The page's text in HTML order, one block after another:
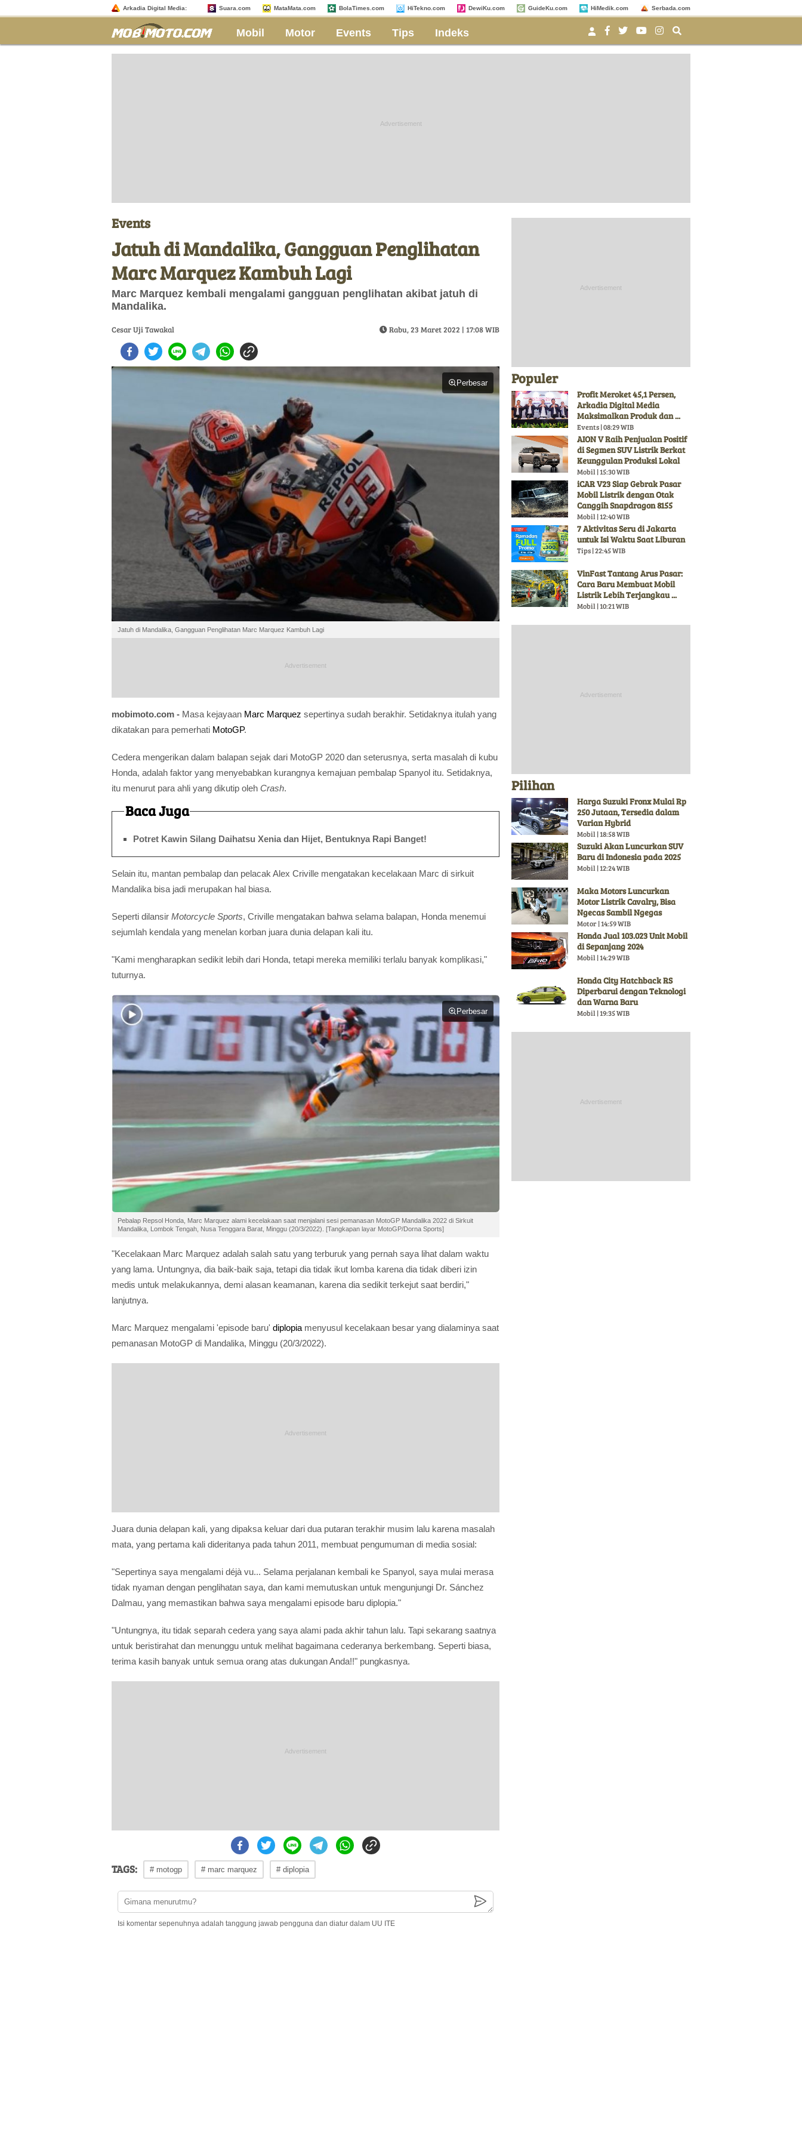
Arkadia Digital Media: Suara.com MataMata.com BolaTimes.com HiTekno.com DewiKu.com GuideKu.com HiMedik.com Serbada.com
Mobil Motor Events Tips Indeks
Events
Jatuh di Mandalika, Gangguan Penglihatan
Marc Marquez Kambuh Lagi
Marc Marquez kembali mengalami gangguan penglihatan akibat jatuh di
Mandalika.
Cesar Uji Tawakal Rabu, 23 Maret 2022 | 17:08 WIB
Perbesar
Jatuh di Mandalika, Gangguan Penglihatan Marc Marquez Kambuh Lagi
mobimoto.com - Masa kejayaan Marc Marquez sepertinya sudah berakhir. Setidaknya itulah yang
dikatakan para pemerhati MotoGP.
Cedera mengerikan dalam balapan sejak dari MotoGP 2020 dan seterusnya, serta masalah di kubu
Honda, adalah faktor yang menyebabkan kurangnya kemajuan pembalap Spanyol itu. Setidaknya,
itu menurut para ahli yang dikutip oleh Crash.
Baca Juga
Potret Kawin Silang Daihatsu Xenia dan Hijet, Bentuknya Rapi Banget!
Selain itu, mantan pembalap dan pelacak Alex Criville mengatakan kecelakaan Marc di sirkuit
Mandalika bisa jadi merupakan hal biasa.
Seperti dilansir Motorcycle Sports, Criville mengatakan bahwa selama balapan, Honda menemui
sejumlah kendala yang menelan korban juara dunia delapan kali itu.
"Kami mengharapkan sedikit lebih dari Honda, tetapi mereka memiliki terlalu banyak komplikasi,"
tuturnya.
Perbesar
Pebalap Repsol Honda, Marc Marquez alami kecelakaan saat menjalani sesi pemanasan MotoGP Mandalika 2022 di Sirkuit
Mandalika, Lombok Tengah, Nusa Tenggara Barat, Minggu (20/3/2022). [Tangkapan layar MotoGP/Dorna Sports]
"Kecelakaan Marc Marquez adalah salah satu yang terburuk yang pernah saya lihat dalam waktu
yang lama. Untungnya, dia baik-baik saja, tetapi dia tidak ikut lomba karena dia tidak diberi izin
medis untuk melakukannya, demi alasan keamanan, karena dia sedikit terkejut saat berdiri,"
lanjutnya.
Marc Marquez mengalami 'episode baru' diplopia menyusul kecelakaan besar yang dialaminya saat
pemanasan MotoGP di Mandalika, Minggu (20/3/2022).
Juara dunia delapan kali, yang dipaksa keluar dari dua putaran terakhir musim lalu karena masalah
mata, yang pertama kali dideritanya pada tahun 2011, membuat pengumuman di media sosial:
"Sepertinya saya mengalami déjà vu... Selama perjalanan kembali ke Spanyol, saya mulai merasa
tidak nyaman dengan penglihatan saya, dan kami memutuskan untuk mengunjungi Dr. Sánchez
Dalmau, yang memastikan bahwa saya mengalami episode baru diplopia."
"Untungnya, itu tidak separah cedera yang saya alami pada akhir tahun lalu. Tapi sekarang saatnya
untuk beristirahat dan menunggu untuk melihat bagaimana cederanya berkembang. Seperti biasa,
terima kasih banyak untuk semua orang atas dukungan Anda!!" pungkasnya.
TAGS: # motogp # marc marquez # diplopia
Isi komentar sepenuhnya adalah tanggung jawab pengguna dan diatur dalam UU ITE
Populer
Profit Meroket 45,1 Persen,
Arkadia Digital Media
Maksimalkan Produk dan ...
Events | 08:29 WIB
AION V Raih Penjualan Positif
di Segmen SUV Listrik Berkat
Keunggulan Produksi Lokal
Mobil | 15:30 WIB
iCAR V23 Siap Gebrak Pasar
Mobil Listrik dengan Otak
Canggih Snapdragon 8155
Mobil | 12:40 WIB
7 Aktivitas Seru di Jakarta
untuk Isi Waktu Saat Liburan
Tips | 22:45 WIB
VinFast Tantang Arus Pasar:
Cara Baru Membuat Mobil
Listrik Lebih Terjangkau ...
Mobil | 10:21 WIB
Pilihan
Harga Suzuki Fronx Mulai Rp
250 Jutaan, Tersedia dalam
Varian Hybrid
Mobil | 18:58 WIB
Suzuki Akan Luncurkan SUV
Baru di Indonesia pada 2025
Mobil | 12:24 WIB
Maka Motors Luncurkan
Motor Listrik Cavalry, Bisa
Ngecas Sambil Ngegas
Motor | 14:59 WIB
Honda Jual 103.023 Unit Mobil
di Sepanjang 2024
Mobil | 14:29 WIB
Honda City Hatchback RS
Diperbarui dengan Teknologi
dan Warna Baru
Mobil | 19:35 WIB